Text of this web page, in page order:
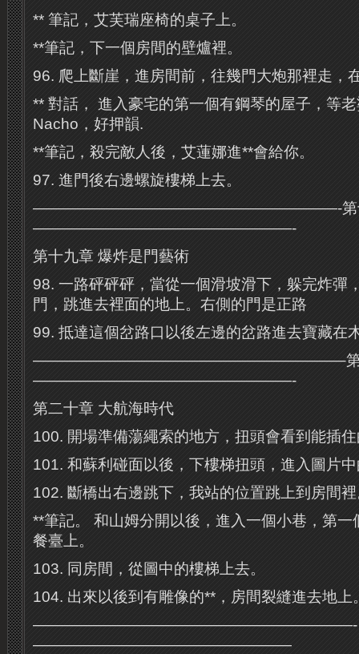
** 筆記，艾芙瑞座椅的桌子上。
**筆記，下一個房間的壁爐裡。
96. 爬上斷崖，進房間前，往幾門大炮那裡走，
** 對話， 進入豪宅的第一個有鋼琴的屋子，等
Nacho，好押韻.
**筆記，殺完敵人後，艾蓮娜進**會給你。
97. 進門後右邊螺旋樓梯上去。
————————————————————-第十
—————————————————-
第十九章 爆炸是門藝術
98. 一路砰砰砰，當從一個滑坡滑下，躲完炸彈
門，跳進去裡面的地上。右側的門是正路
99. 抵達這個岔路口以後左邊的岔路進去寶藏在
————————————————————–第十
—————————————————-
第二十章 大航海時代
100. 開場準備蕩繩索的地方，扭頭會看到能插
101. 和蘇利碰面以後，下樓梯扭頭，進入圖片
102. 斷橋出右邊跳下，我站的位置跳上到房間
**筆記。 和山姆分開以後，進入一個小巷，第
餐臺上。
103. 同房間，從圖中的樓梯上去。
104. 出來以後到有雕像的**，房間裂縫進去地上
—————————————————————- 第
—————————————————